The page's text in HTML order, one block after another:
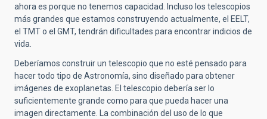
ahora es porque no tenemos capacidad. Incluso los telescopios
más grandes que estamos construyendo actualmente, el EELT,
el TMT o el GMT, tendrán dificultades para encontrar indicios de
vida.
Deberíamos construir un telescopio que no esté pensado para
hacer todo tipo de Astronomía, sino diseñado para obtener
imágenes de exoplanetas. El telescopio debería ser lo
suficientemente grande como para que pueda hacer una
imagen directamente. La combinación del uso de lo que